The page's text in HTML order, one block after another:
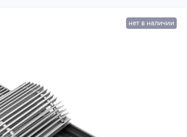
нет в наличии